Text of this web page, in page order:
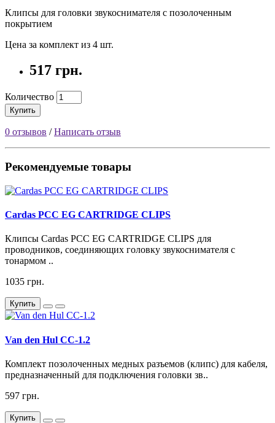
Клипсы для головки звукоснимателя с позолоченным
покрытием
Цена за комплект из 4 шт.
517 грн.
Количество
Купить
0 отзывов /Написать отзыв
Рекомендуемые товары
Cardas PCC EG CARTRIDGE CLIPS
Клипсы Cardas PCC EG CARTRIDGE CLIPS для
проводников, соединяющих головку звукоснимателя с
тонармом ..
1035 грн.
Купить
Van den Hul CC-1.2
Комплект позолоченных медных разъемов (клипс) для кабеля,
предназначенный для подключения головки зв..
597 грн.
Купить